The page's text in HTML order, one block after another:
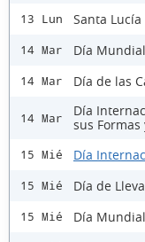
13 Lun Santa Lucía
14 Mar Día
14 Mar Día de las
14 Mar
Día
sus
15 Mié Día
15 Mié Día de
15 Mié Día